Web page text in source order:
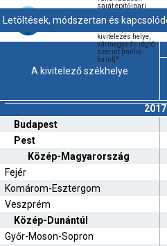
saját építőipari
értéke a kivitelező
kivitelezés helye,
vármegye és régió
szerint [millió
forint] *
A kivitelező székhelye
2017
Budapest
Pest
Közép-Magyarország
Fejér
Komárom-Esztergom
Veszprém
Közép-Dunántúl
Győr-Moson-Sopron